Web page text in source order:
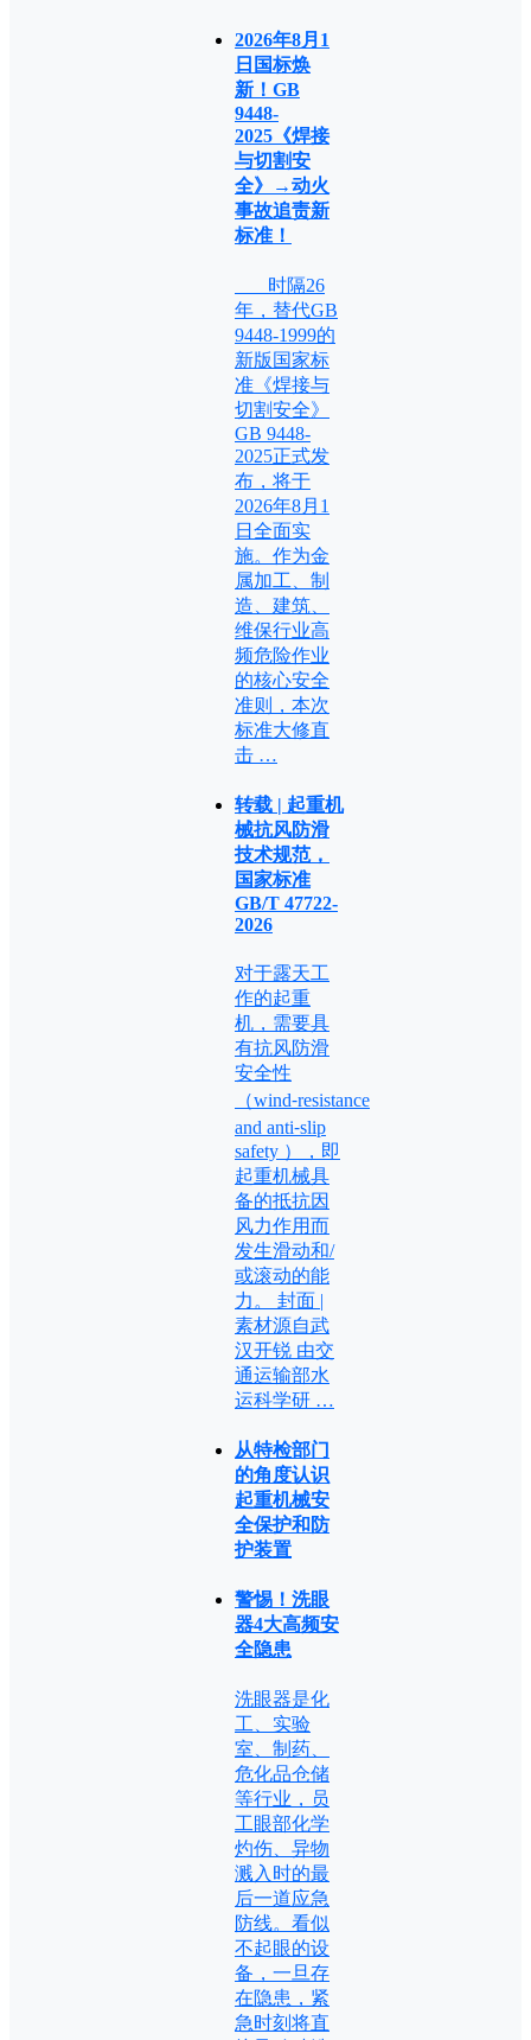
2026年8月1
日国标焕
新！GB
9448-
2025《焊接
与切割安
全》→动火
事故追责新
标准！
时隔26
年，替代GB
9448-1999的
新版国家标
准《焊接与
切割安全》
GB 9448-
2025正式发
布，将于
2026年8月1
日全面实
施。作为金
属加工、制
造、建筑、
维保行业高
频危险作业
的核心安全
准则，本次
标准大修直
击 …
转载 | 起重机
械抗风防滑
技术规范，
国家标准
GB/T 47722-
2026
对于露天工
作的起重
机，需要具
有抗风防滑
安全性
（wind⁃resistance
and anti⁃slip
safety ），即
起重机械具
备的抵抗因
风力作用而
发生滑动和/
或滚动的能
力。 封面 |
素材源自武
汉开锐 由交
通运输部水
运科学研 …
从特检部门
的角度认识
起重机械安
全保护和防
护装置
警惕！洗眼
器4大高频安
全隐患
洗眼器是化
工、实验
室、制药、
危化品仓储
等行业，员
工眼部化学
灼伤、异物
溅入时的最
后一道应急
防线。看似
不起眼的设
备，一旦存
在隐患，紧
急时刻将直